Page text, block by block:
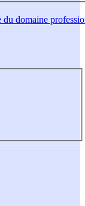
domaine